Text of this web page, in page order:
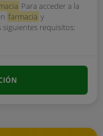
Para acceder a la
farmacia y
requisitos: